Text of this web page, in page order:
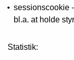
sessionscookie
bl.a. at holde
Statistik: